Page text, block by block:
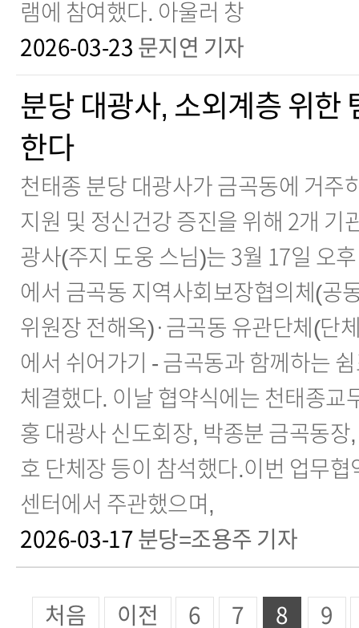
램에 참여했다. 아울러 창
2026-03-23 문지연 기자
분당 대광사, 소외계층 위한
한다
천태종 분당 대광사가 금곡동에 거주
지원 및 정신건강 증진을 위해 2개 기
광사(주지 도웅 스님)는 3월 17일 오
에서 금곡동 지역사회보장협의체(공
위원장 전해옥)·금곡동 유관단체(단
에서 쉬어가기 - 금곡동과 함께하는
체결했다. 이날 협약식에는 천태종교
홍 대광사 신도회장, 박종분 금곡동장
호 단체장 등이 참석했다.이번 업무
센터에서 주관했으며,
2026-03-17 분당=조용주 기자
처음 이전 6 7 8 9